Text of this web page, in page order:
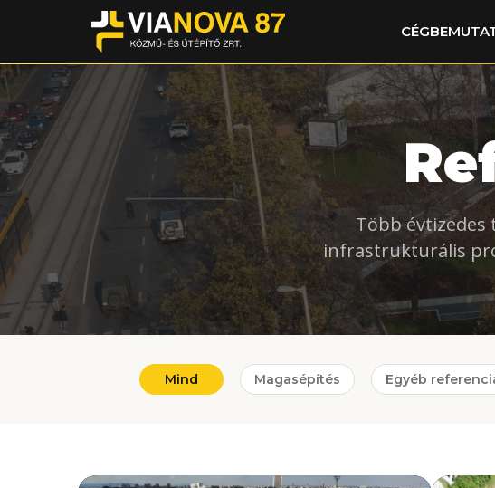
Több évtizedes
infrastrukturális
Mind Magasépítés Egyéb